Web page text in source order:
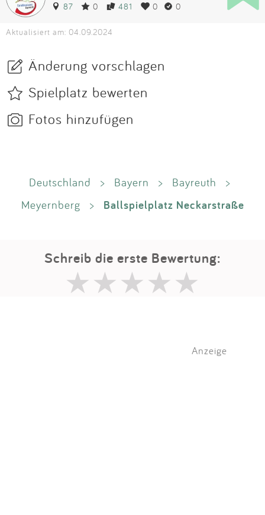
87 0 481 0 0
Aktualisiert am: 04.09.2024
Änderung vorschlagen
Spielplatz bewerten
Fotos hinzufügen
Deutschland > Bayern > Bayreuth
>
Meyernberg
> Ballspielplatz Neckarstraße
Schreib die erste Bewertung:
Anzeige